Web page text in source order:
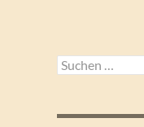
Suchen
nach: